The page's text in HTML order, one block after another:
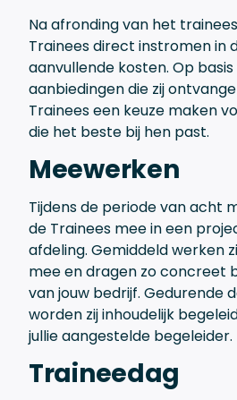
Na afronding van het
Trainees direct instromen in
aanvullende kosten. Op
aanbiedingen die zij
Trainees een keuze maken
die het beste bij hen past.
Meewerken
Tijdens de periode van acht
de Trainees mee in een
afdeling. Gemiddeld werken
mee en dragen zo concreet
van jouw bedrijf. Gedurende
worden zij inhoudelijk
jullie aangestelde begeleider.
Traineedag